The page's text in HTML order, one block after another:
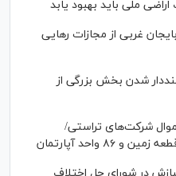
ملی باید بهبود یابد
غربی از مجازات رهایی
شدن بخش بزرگی از
از اموال شرکت‌های تراستی/